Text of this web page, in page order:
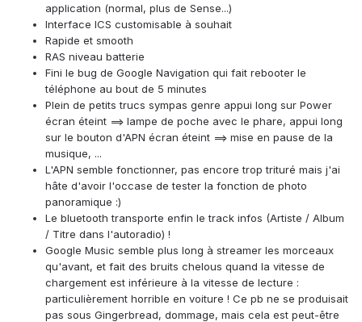
application (normal, plus de Sense...)
Interface ICS customisable à souhait
Rapide et smooth
RAS niveau batterie
Fini le bug de Google Navigation qui fait rebooter le
téléphone au bout de 5 minutes
Plein de petits trucs sympas genre appui long sur Power
écran éteint ==> lampe de poche avec le phare, appui long
sur le bouton d'APN écran éteint ==> mise en pause de la
musique, ...
L'APN semble fonctionner, pas encore trop trituré mais j'ai
hâte d'avoir l'occase de tester la fonction de photo
panoramique :)
Le bluetooth transporte enfin le track infos (Artiste / Album
/ Titre dans l'autoradio) !
Google Music semble plus long à streamer les morceaux
qu'avant, et fait des bruits chelous quand la vitesse de
chargement est inférieure à la vitesse de lecture :
particulièrement horrible en voiture ! Ce pb ne se produisait
pas sous Gingerbread, dommage, mais cela est peut-être